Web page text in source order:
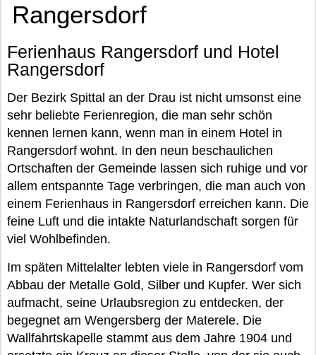
Rangersdorf
Ferienhaus Rangersdorf und Hotel
Rangersdorf
Der Bezirk Spittal an der Drau ist nicht umsonst eine
sehr beliebte Ferienregion, die man sehr schön
kennen lernen kann, wenn man in einem Hotel in
Rangersdorf wohnt. In den neun beschaulichen
Ortschaften der Gemeinde lassen sich ruhige und vor
allem entspannte Tage verbringen, die man auch von
einem Ferienhaus in Rangersdorf erreichen kann. Die
feine Luft und die intakte Naturlandschaft sorgen für
viel Wohlbefinden.
Im späten Mittelalter lebten viele in Rangersdorf vom
Abbau der Metalle Gold, Silber und Kupfer. Wer sich
aufmacht, seine Urlaubsregion zu entdecken, der
begegnet am Wengersberg der Materele. Die
Wallfahrtskapelle stammt aus dem Jahre 1904 und